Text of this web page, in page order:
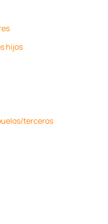
hijos
terceros